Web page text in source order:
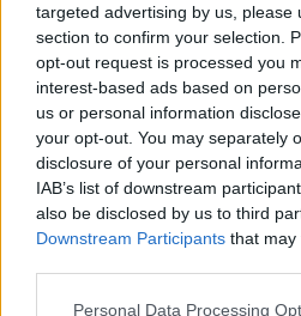
targeted advertising by us, please
section to confirm your selection.
opt-out request is processed you
interest-based ads based on
us or personal information
your opt-out. You may separately
disclosure of your personal
IAB’s list of downstream
also be disclosed by us to third
Downstream Participants that may
Please note that this website/app
Personal Data Processing